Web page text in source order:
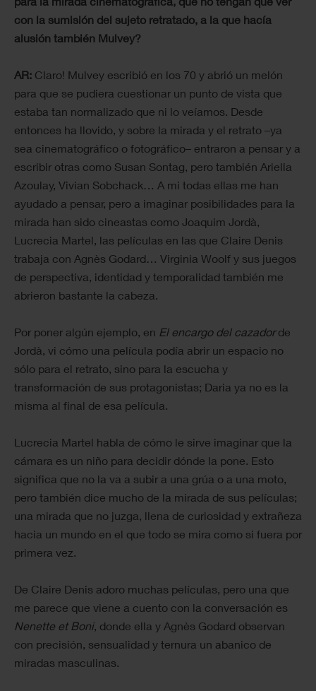
con la sumisión del sujeto retratado, a la que hacía
alusión también Mulvey?
AR: Claro! Mulvey escribió en los 70 y abrió un melón
para que se pudiera cuestionar un punto de vista que
estaba tan normalizado que ni lo veíamos. Desde
entonces ha llovido, y sobre la mirada y el retrato –ya
sea cinematográfico o fotográfico– entraron a pensar y a
escribir otras como Susan Sontag, pero también Ariella
Azoulay, Vivian Sobchack… A mi todas ellas me han
ayudado a pensar, pero a imaginar posibilidades para la
mirada han sido cineastas como Joaquim Jordà,
Lucrecia Martel, las películas en las que Claire Denis
trabaja con Agnès Godard… Virginia Woolf y sus juegos
de perspectiva, identidad y temporalidad también me
abrieron bastante la cabeza.
Por poner algún ejemplo, en El encargo del cazadorde
Jordà, vi cómo una película podía abrir un espacio no
sólo para el retrato, sino para la escucha y
transformación de sus protagonistas; Daria ya no es la
misma al final de esa película.
Lucrecia Martel habla de cómo le sirve imaginar que la
cámara es un niño para decidir dónde la pone. Esto
significa que no la va a subir a una grúa o a una moto,
pero también dice mucho de la mirada de sus películas;
una mirada que no juzga, llena de curiosidad y extrañeza
hacia un mundo en el que todo se mira como si fuera por
primera vez.
De Claire Denis adoro muchas películas, pero una que
me parece que viene a cuento con la conversación es
Nenette et Boni, donde ella y Agnès Godard observan
con precisión, sensualidad y ternura un abanico de
miradas masculinas.